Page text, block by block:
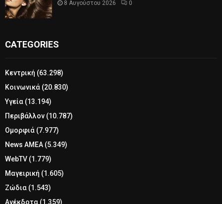
8 Αυγούστου 2026 0
CATEGORIES
Κεντρική (63.298)
Κοινωνικά (20.830)
Υγεία (13.194)
Περιβάλλον (10.787)
Ομορφιά (7.977)
News ΑΜΕΑ (5.349)
WebTV (1.779)
Μαγειρική (1.605)
Ζώδια (1.543)
Ανέκδοτα (1.359)